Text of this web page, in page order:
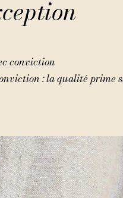
conviction
: la qualité prime